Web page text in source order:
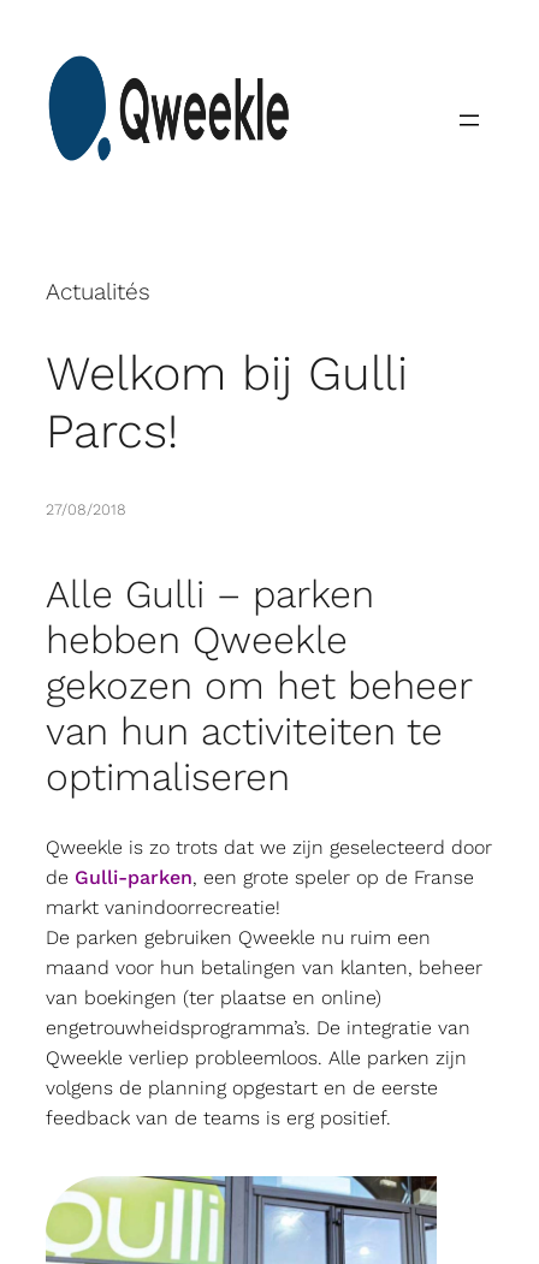
content
Actualités
Welkom bij Gulli
Parcs!
27/08/2018
Alle Gulli – parken
hebben Qweekle
gekozen om het beheer
van hun activiteiten te
optimaliseren
Qweekle is zo trots dat we zijn geselecteerd door
de Gulli-parken, een grote speler op de Franse
markt vanindoorrecreatie!
De parken gebruiken Qweekle nu ruim een
maand voor hun betalingen van klanten, beheer
van boekingen (ter plaatse en online)
engetrouwheidsprogramma’s. De integratie van
Qweekle verliep probleemloos. Alle parken zijn
volgens de planning opgestart en de eerste
feedback van de teams is erg positief.